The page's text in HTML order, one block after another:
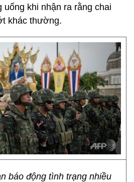
uống khi nhận ra rằng chai
khác thường.
báo động tình trạng nhiều